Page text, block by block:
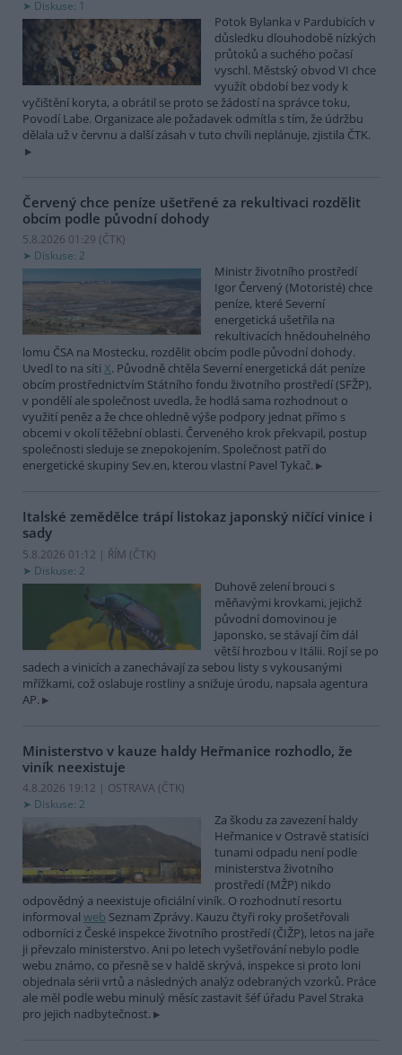
Diskuse: 1
Potok Bylanka v Pardubicích v
důsledku dlouhodobě nízkých
průtoků a suchého počasí
vyschl. Městský obvod VI chce
využít období bez vody k
vyčištění koryta, a obrátil se proto se žádostí na správce toku,
Povodí Labe. Organizace ale požadavek odmítla s tím, že údržbu
dělala už v červnu a další zásah v tuto chvíli neplánuje, zjistila ČTK.
Červený chce peníze ušetřené za rekultivaci rozdělit
obcím podle původní dohody
5.8.2026 01:29 (ČTK)
Diskuse: 2
Ministr životního prostředí
Igor Červený (Motoristé) chce
peníze, které Severní
energetická ušetřila na
rekultivacích hnědouhelného
lomu ČSA na Mostecku, rozdělit obcím podle původní dohody.
Uvedl to na síti X. Původně chtěla Severní energetická dát peníze
obcím prostřednictvím Státního fondu životního prostředí (SFŽP),
v pondělí ale společnost uvedla, že hodlá sama rozhodnout o
využití peněz a že chce ohledně výše podpory jednat přímo s
obcemi v okolí těžební oblasti. Červeného krok překvapil, postup
společnosti sleduje se znepokojením. Společnost patří do
energetické skupiny Sev.en, kterou vlastní Pavel Tykač.
Italské zemědělce trápí listokaz japonský ničící vinice i
sady
5.8.2026 01:12 | ŘÍM (ČTK)
Diskuse: 2
Duhově zelení brouci s
měňavými krovkami, jejichž
původní domovinou je
Japonsko, se stávají čím dál
větší hrozbou v Itálii. Rojí se po
sadech a vinicích a zanechávají za sebou listy s vykousanými
mřížkami, což oslabuje rostliny a snižuje úrodu, napsala agentura
AP.
Ministerstvo v kauze haldy Heřmanice rozhodlo, že
viník neexistuje
4.8.2026 19:12 | OSTRAVA (ČTK)
Diskuse: 2
Za škodu za zavezení haldy
Heřmanice v Ostravě statisíci
tunami odpadu není podle
ministerstva životního
prostředí (MŽP) nikdo
odpovědný a neexistuje oficiální viník. O rozhodnutí resortu
informoval web Seznam Zprávy. Kauzu čtyři roky prošetřovali
odborníci z České inspekce životního prostředí (ČIŽP), letos na jaře
ji převzalo ministerstvo. Ani po letech vyšetřování nebylo podle
webu známo, co přesně se v haldě skrývá, inspekce si proto loni
objednala sérii vrtů a následných analýz odebraných vzorků. Práce
ale měl podle webu minulý měsíc zastavit šéf úřadu Pavel Straka
pro jejich nadbytečnost.